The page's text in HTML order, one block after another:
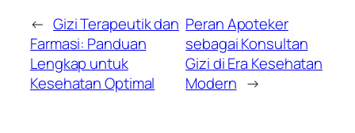
← Gizi Terapeutik dan
Farmasi: Panduan
Lengkap untuk
Kesehatan Optimal
Peran Apoteker
sebagai Konsultan
Gizi di Era Kesehatan
Modern →